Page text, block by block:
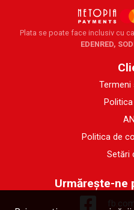
Plata se poate face inclusiv cu
EDENRED,
Termeni
Politica de
Setări
Urmărește-ne